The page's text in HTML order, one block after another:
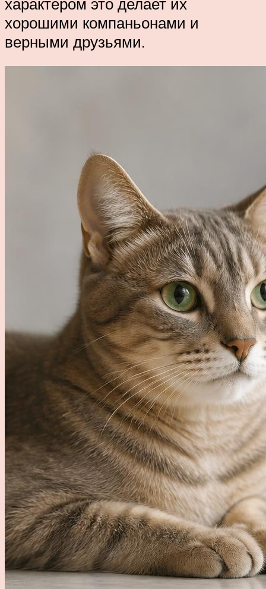
хорошими компаньонами и
верными друзьями.